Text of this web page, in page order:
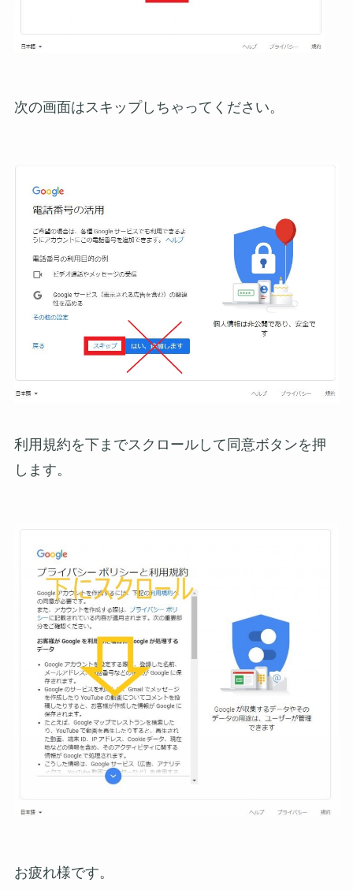
次の画面はスキップしちゃってください。
利用規約を下までスクロールして同意ボタンを押
します。
お疲れ様です。